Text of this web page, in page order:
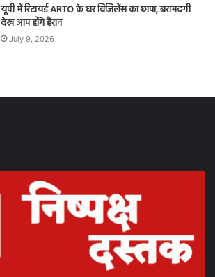
यूपी में रिटायर्ड ARTO के घर विजिलेंस का छापा, बरामदगी
देख आप होंगे हैरान
July 9, 2026